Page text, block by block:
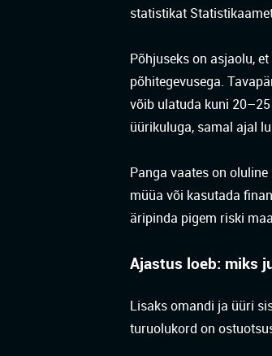
statistikat
Põhjuseks on asjaolu,
põhitegevusega.
võib ulatuda kuni
üürikuluga, samal ajal
Panga vaates on
müüa või kasutada
äripinda pigem riski
Ajastus loeb: miks
Lisaks omandi ja üüri
turuolukord on